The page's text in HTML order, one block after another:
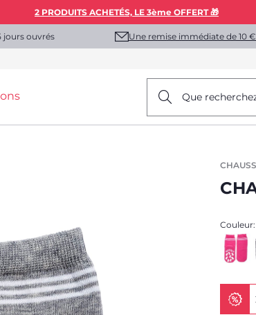
2 PRODUITS ACHETÉS, LE 3ème OFFERT 🎁
jours ouvrés Une remise immédiate de 10
Que
Couleur: